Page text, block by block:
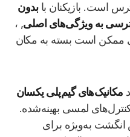
بدون
به ویژگی‌های اصلی, ،
ممکن است بسته به مکان
مکانیک‌های گیم‌پلی یکسان
لمسی بهینه‌شده.
به‌ویژه برای